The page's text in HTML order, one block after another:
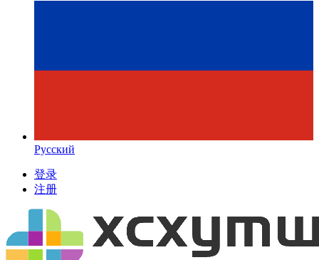
Русский
登录
注册